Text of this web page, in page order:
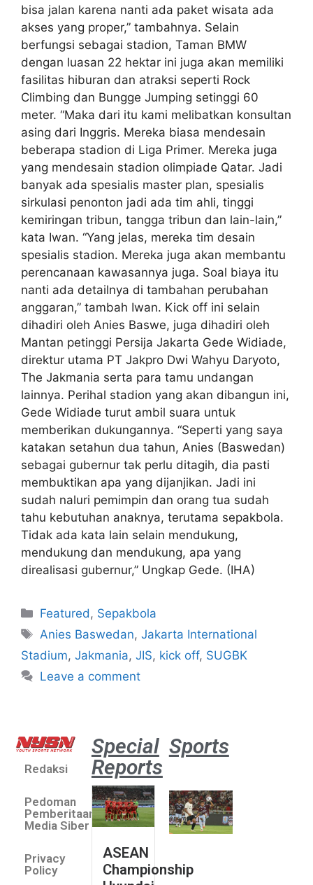
bisa jalan karena nanti ada paket wisata ada
akses yang proper,” tambahnya. Selain
berfungsi sebagai stadion, Taman BMW
dengan luasan 22 hektar ini juga akan memiliki
fasilitas hiburan dan atraksi seperti Rock
Climbing dan Bungge Jumping setinggi 60
meter. “Maka dari itu kami melibatkan konsultan
asing dari Inggris. Mereka biasa mendesain
beberapa stadion di Liga Primer. Mereka juga
yang mendesain stadion olimpiade Qatar. Jadi
banyak ada spesialis master plan, spesialis
sirkulasi penonton jadi ada tim ahli, tinggi
kemiringan tribun, tangga tribun dan lain-lain,”
kata Iwan. “Yang jelas, mereka tim desain
spesialis stadion. Mereka juga akan membantu
perencanaan kawasannya juga. Soal biaya itu
nanti ada detailnya di tambahan perubahan
anggaran,” tambah Iwan. Kick off ini selain
dihadiri oleh Anies Baswe, juga dihadiri oleh
Mantan petinggi Persija Jakarta Gede Widiade,
direktur utama PT Jakpro Dwi Wahyu Daryoto,
The Jakmania serta para tamu undangan
lainnya. Perihal stadion yang akan dibangun ini,
Gede Widiade turut ambil suara untuk
memberikan dukungannya. “Seperti yang saya
katakan setahun dua tahun, Anies (Baswedan)
sebagai gubernur tak perlu ditagih, dia pasti
membuktikan apa yang dijanjikan. Jadi ini
sudah naluri pemimpin dan orang tua sudah
tahu kebutuhan anaknya, terutama sepakbola.
Tidak ada kata lain selain mendukung,
mendukung dan mendukung, apa yang
direalisasi gubernur,” Ungkap Gede. (IHA)
Featured , Sepakbola
Anies Baswedan,Jakarta International
Stadium, Jakmania, JIS, kick off, SUGBK
Leave a comment
Redaksi
Pedoman
Pemberitaan
Media Siber
Privacy
Policy
Special
Reports
ASEAN
Championship
Sports